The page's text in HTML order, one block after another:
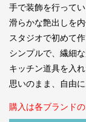
手で装飾を行ってい
滑らかな艶出しを
スタジオで初めて
シンプルで、繊細
キッチン道具を入
思いのまま、自由に
購入は各ブランド